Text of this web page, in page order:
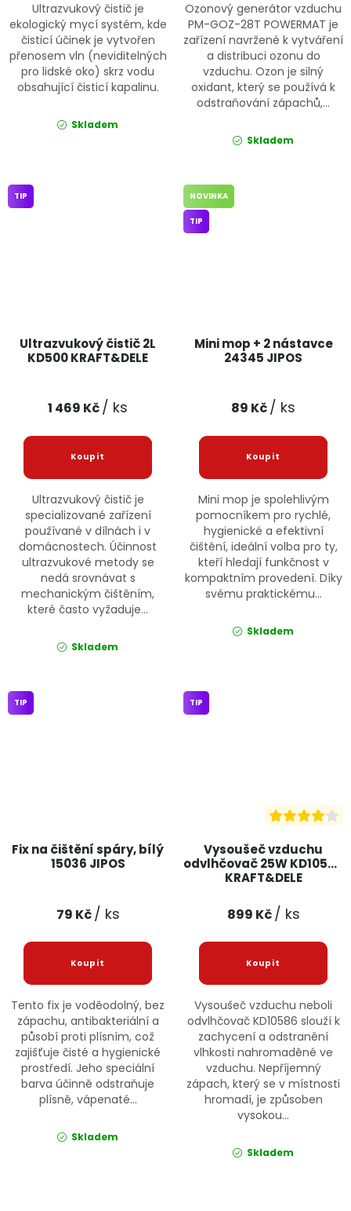
Ultrazvukový čistič je
ekologický mycí systém, kde
čisticí účinek je vytvořen
přenosem vln (neviditelných
pro lidské oko) skrz vodu
obsahující čisticí kapalinu.
Skladem
Ozonový generátor vzduchu
PM-GOZ-28T POWERMAT je
zařízení navržené k vytváření
a distribuci ozonu do
vzduchu. Ozon je silný
oxidant, který se používá k
odstraňování zápachů,...
Skladem
Ultrazvukový čistič 2L
KD500 KRAFT&DELE
TIP
1 469 Kč/ ks
Ultrazvukový čistič je
specializované zařízení
používané v dílnách i v
domácnostech. Účinnost
ultrazvukové metody se
nedá srovnávat s
mechanickým čištěním,
které často vyžaduje...
Skladem
Mini mop + 2 nástavce
24345 JIPOS
NOVINKA
TIP
89 Kč/ ks
Mini mop je spolehlivým
pomocníkem pro rychlé,
hygienické a efektivní
čištění, ideální volba pro ty,
kteří hledají funkčnost v
kompaktním provedení. Díky
svému praktickému...
Skladem
Fix na čištění spáry, bílý
15036 JIPOS
TIP
79 Kč/ ks
Tento fix je voděodolný, bez
zápachu, antibakteriální a
působí proti plísním, což
zajišťuje čisté a hygienické
prostředí. Jeho speciální
barva účinně odstraňuje
plísně, vápenaté...
Skladem
Vysoušeč vzduchu
odvlhčovač 25W KD10586
KRAFT&DELE
TIP
899 Kč/ ks
Vysoušeč vzduchu neboli
odvlhčovač KD10586 slouží k
zachycení a odstranění
vlhkosti nahromaděné ve
vzduchu. Nepříjemný
zápach, který se v místnosti
hromadí, je způsoben
vysokou...
Skladem